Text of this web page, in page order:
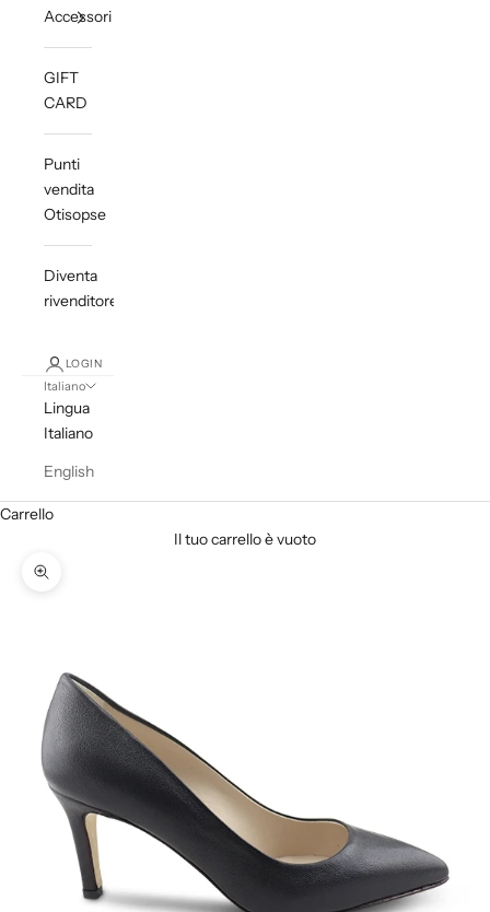
Accessori
GIFT
CARD
Punti
vendita
Otisopse
Diventa
rivenditore
LOGIN
Italiano
Lingua
Italiano
English
Carrello
Il tuo carrello è vuoto
Ingrandisci immagine